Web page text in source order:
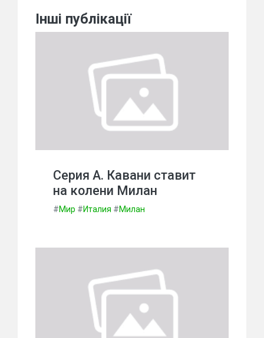
Інші публікації
Серия А. Кавани ставит
на колени Милан
#Мир #Италия #Милан